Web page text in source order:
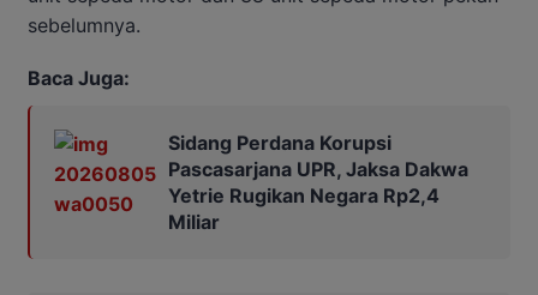
sebelumnya.
Baca Juga:
Sidang Perdana Korupsi
Pascasarjana UPR, Jaksa Dakwa
Yetrie Rugikan Negara Rp2,4
Miliar